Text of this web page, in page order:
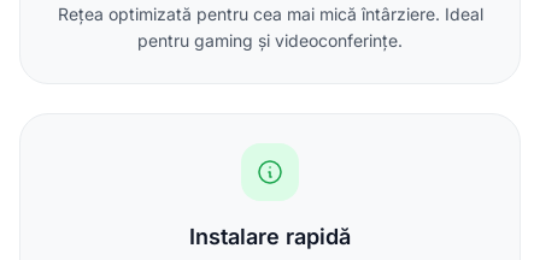
Rețea optimizată pentru cea mai mică întârziere. Ideal
pentru gaming și videoconferințe.
Instalare rapidă